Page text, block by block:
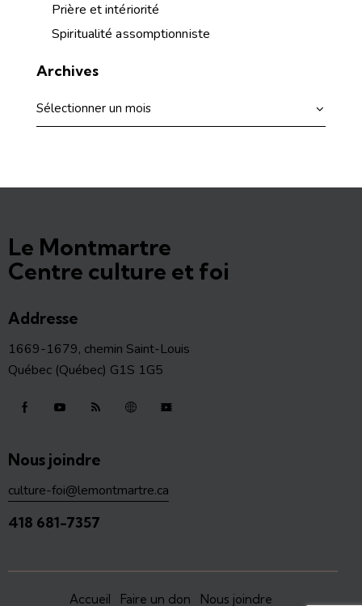
Prière et intériorité
Spiritualité assomptionniste
Archives
Le Montmartre
Centre culture et foi
Addresse
1669-1679, chemin Saint-Louis
Québec (Québec) G1S 1G5
Nous joindre
culture-foi@lemontmartre.ca
418 681-7357
Accueil Faire un don Nous joindre